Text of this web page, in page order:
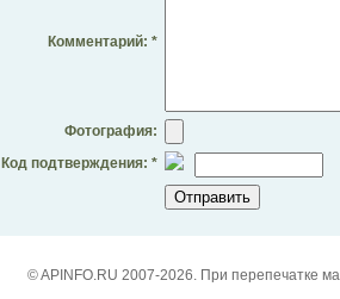
Комментарий: *
Фотография:
Код подтверждения: *
© APINFO.RU 2007-2026. При перепечатке